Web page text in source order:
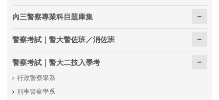
內三警察專業科目題庫集
警察考試｜警大警佐班／消佐班
警察考試｜警大二技入學考
行政警察學系
刑事警察學系